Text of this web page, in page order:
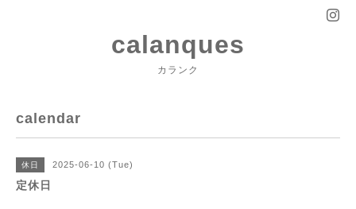
calanques
カランク
calendar
休日 2025-06-10 (Tue)
定休日